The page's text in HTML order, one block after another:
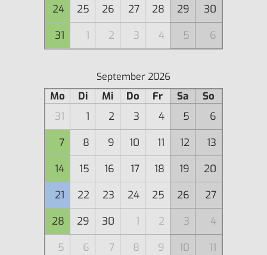
24 25 26 27 28 29
30
31
1 2 3 4 5 6
September 2026
Mo Di Mi Do Fr Sa
So
31
1 2 3 4 5
6
7
8 9 10 11 12
13
14
15 16 17 18 19
20
21
22 23 24 25 26
27
28
29 30 1 2 3
4
5
6 7 8 9 10 11